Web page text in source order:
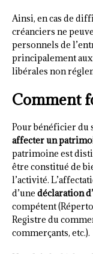
Ainsi, en cas de
créanciers ne
personnels de
principalement
libérales non
Comment
Pour bénéficier du
affecter un
patrimoine est
être constitué de
l’activité.
d’une déclaration
compétent
Registre du
commerçants, etc.).